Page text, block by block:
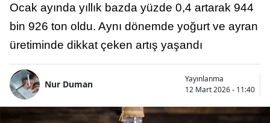
Ocak ayında yıllık bazda yüzde 0,4 artarak 944
bin 926 ton oldu. Aynı dönemde yoğurt ve ayran
üretiminde dikkat çeken artış yaşandı
Nur Duman
Yayınlanma
12 Mart 2026 - 11:40